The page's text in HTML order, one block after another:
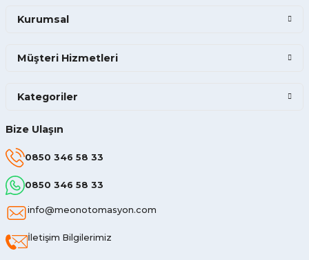
Bize Ulaşın
0850 346 58 33
0850 346 58 33
info@meonotomasyon.com
İletişim Bilgilerimiz
Kurumsal
Müşteri Hizmetleri
Kategoriler